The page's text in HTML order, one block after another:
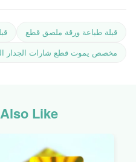
قبلة طباعة ورقة ملصق قطع
مخصص يموت قطع شارات الجدار
Like